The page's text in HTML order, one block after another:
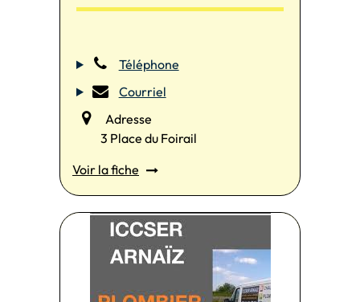
Téléphone
Courriel
Adresse
3 Place du Foirail
Voir la fiche